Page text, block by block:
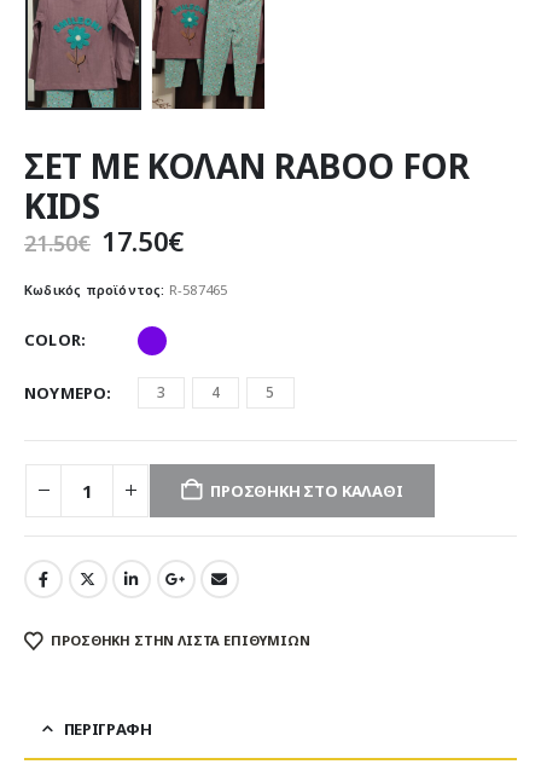
ΣΕΤ ΜΕ ΚΟΛΑΝ RABOO FOR
KIDS
21.50€ Original
was:
21.50€.
17.50€Η
τιμή
Κωδικός προϊόντος: R-587465
COLOR
ΝΟΥΜΕΡΟ 3 4 5
ΠΡΟΣΘΉΚΗ ΣΤΟ ΚΑΛΆΘΙ
ΠΡΌΣΘΉΚΗ ΣΤΗΝ ΛΊΣΤΑ ΕΠΙΘΥΜΙΏΝ
ΠΕΡΙΓΡΑΦΉ